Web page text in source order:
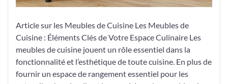
Article sur les Meubles de Cuisine Les Meubles de
Cuisine : Éléments Clés de Votre Espace Culinaire Les
meubles de cuisine jouent un rôle essentiel dans la
fonctionnalité et l’esthétique de toute cuisine. En plus de
fournir un espace de rangement essentiel pour les